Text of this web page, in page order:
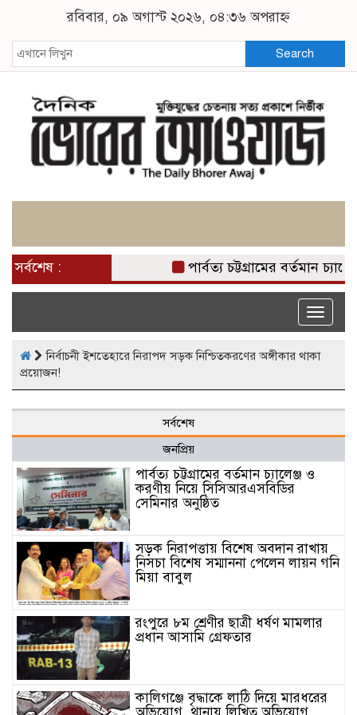
রবিবার, ০৯ অগাস্ট ২০২৬, ০৪:৩৬ অপরাহ্ন
Search
সর্বশেষ : পার্বত্য চট্টগ্রামের বর্তমান
Toggle
নির্বাচনী ইশতেহারে নিরাপদ সড়ক নিশ্চিতকরণের অঙ্গীকার থাকা
প্রয়োজন!
সর্বশেষ
জনপ্রিয়
পার্বত্য চট্টগ্রামের বর্তমান চ্যালেঞ্জ ও
করণীয় নিয়ে সিসিআরএসবিডির
সেমিনার অনুষ্ঠিত
সড়ক নিরাপত্তায় বিশেষ অবদান রাখায়
নিসচা বিশেষ সম্মাননা পেলেন লায়ন গনি
মিয়া বাবুল
রংপুরে ৮ম শ্রেণীর ছাত্রী ধর্ষণ মামলার
প্রধান আসামি গ্রেফতার
কালিগঞ্জে বৃদ্ধাকে লাঠি দিয়ে মারধরের